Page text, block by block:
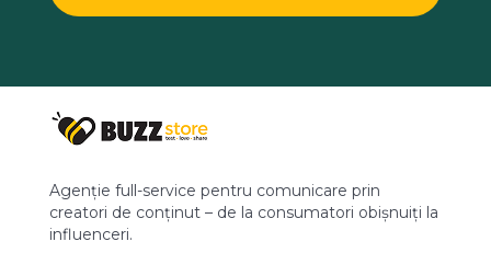
Agenție full-service pentru comunicare prin
creatori de conținut – de la consumatori obișnuiți la
influenceri.